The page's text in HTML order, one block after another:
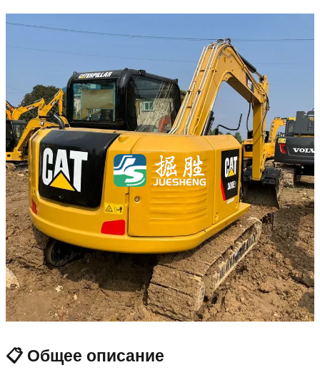
📋 Общее описание